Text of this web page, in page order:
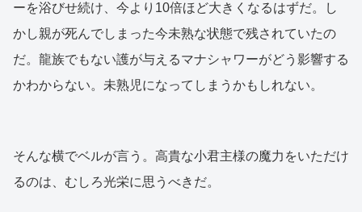
ーを浴びせ続け、今より10倍ほど大きくなるはずだ。し
かし親が死んでしまった今未熟な状態で残されていたの
だ。龍族でもない護が与えるマナシャワーがどう影響する
かわからない。未熟児になってしまうかもしれない。
そんな横でベルが言う。高貴な小君主様の魔力をいただけ
るのは、むしろ光栄に思うべきだ。